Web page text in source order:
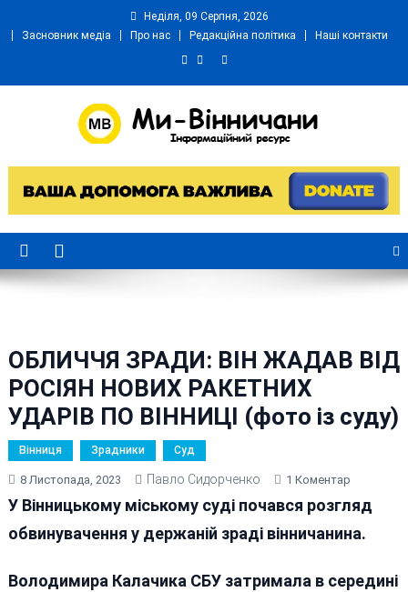
Неділя, 09 Серпня, 2026
Засновник медіа
Про нас Редакційна політика Наші контакти
Ми Вінничани
ОБЛИЧЧЯ ЗРАДИ: ВІН ЖАДАВ ВІД
РОСІЯН НОВИХ РАКЕТНИХ
УДАРІВ ПО ВІННИЦІ (фото із суду)
Вінниця Зрадники Суд
8 Листопада, 2023 Павло Сидорченко 1 КоментарДо
ОБЛИЧЧЯ
ВІН
ВІД
У Вінницькому міському суді почався розгляд
обвинувачення у держаній зраді вінничанина.
Володимира Калачика СБУ затримала в середині